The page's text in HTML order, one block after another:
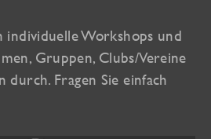
individuelle Workshops und
Gruppen, Clubs/Vereine
durch. Fragen Sie einfach